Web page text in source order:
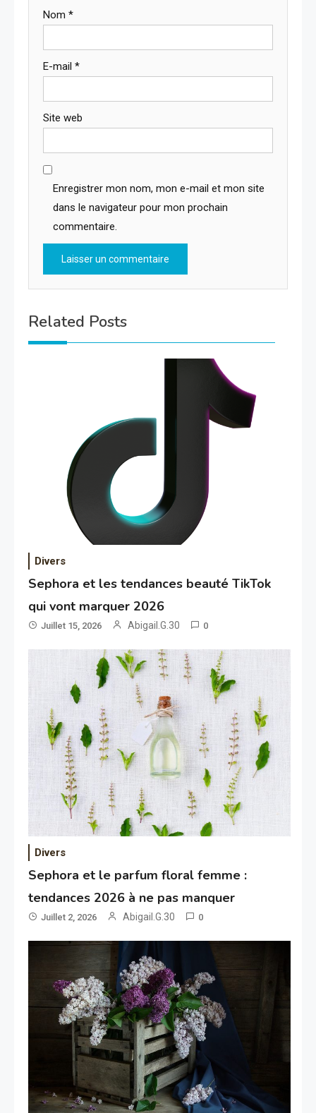
Nom *
E-mail *
Site web
Enregistrer mon nom, mon e-mail et mon site
dans le navigateur pour mon prochain
commentaire.
Related Posts
Divers
Sephora et les tendances beauté TikTok
qui vont marquer 2026
Juillet 15, 2026 Abigail.G.30 0
Divers
Sephora et le parfum floral femme :
tendances 2026 à ne pas manquer
Juillet 2, 2026 Abigail.G.30 0